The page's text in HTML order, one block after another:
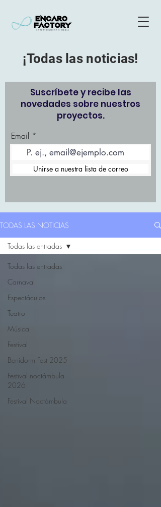
¡Todas las noticias!
Suscríbete y recibe las
novedades sobre nuestros
proyectos.
Email
Unirse a nuestra lista de correo
TODAS LAS NOTICIAS
Todas las entradas
Carnaval
Espectáculos
Teatro
Música
Festival
Benidorm Fest 2025
Festival noctámbula
2026
Festival Noctámbula
Todas las entradas